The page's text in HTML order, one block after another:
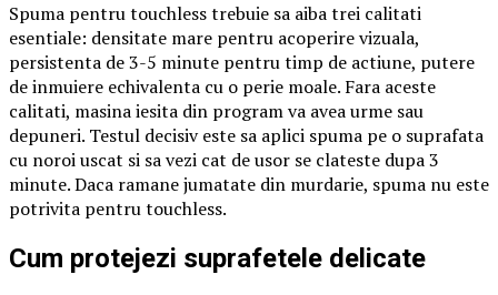
Spuma pentru touchless trebuie sa aiba trei calitati
esentiale: densitate mare pentru acoperire vizuala,
persistenta de 3-5 minute pentru timp de actiune, putere
de inmuiere echivalenta cu o perie moale. Fara aceste
calitati, masina iesita din program va avea urme sau
depuneri. Testul decisiv este sa aplici spuma pe o suprafata
cu noroi uscat si sa vezi cat de usor se clateste dupa 3
minute. Daca ramane jumatate din murdarie, spuma nu este
potrivita pentru touchless.
Cum protejezi suprafetele delicate